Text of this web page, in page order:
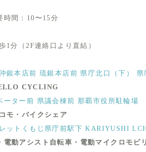
時間：10〜15分
分（2F連絡口より直結）
銀本店前 琉銀本店前 県庁北口（下）
県
CYCLING
ーター前 県議会棟前 那覇市役所駐輪場
モ・バイクシェア
ットくもじ県庁前駅下 KARIYUSHI
電動アシスト自転車・電動マイクロモビ